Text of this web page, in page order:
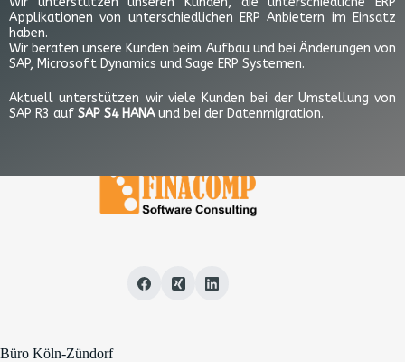
Applikationen von unterschiedlichen ERP Anbietern im Einsatz
haben.
Wir beraten unsere Kunden beim Aufbau und bei Änderungen von
SAP, Microsoft Dynamics und Sage ERP Systemen.
Aktuell unterstützen wir viele Kunden bei der Umstellung von
SAP R3 auf SAP S4 HANAund bei der Datenmigration.
Büro Köln-Zündorf